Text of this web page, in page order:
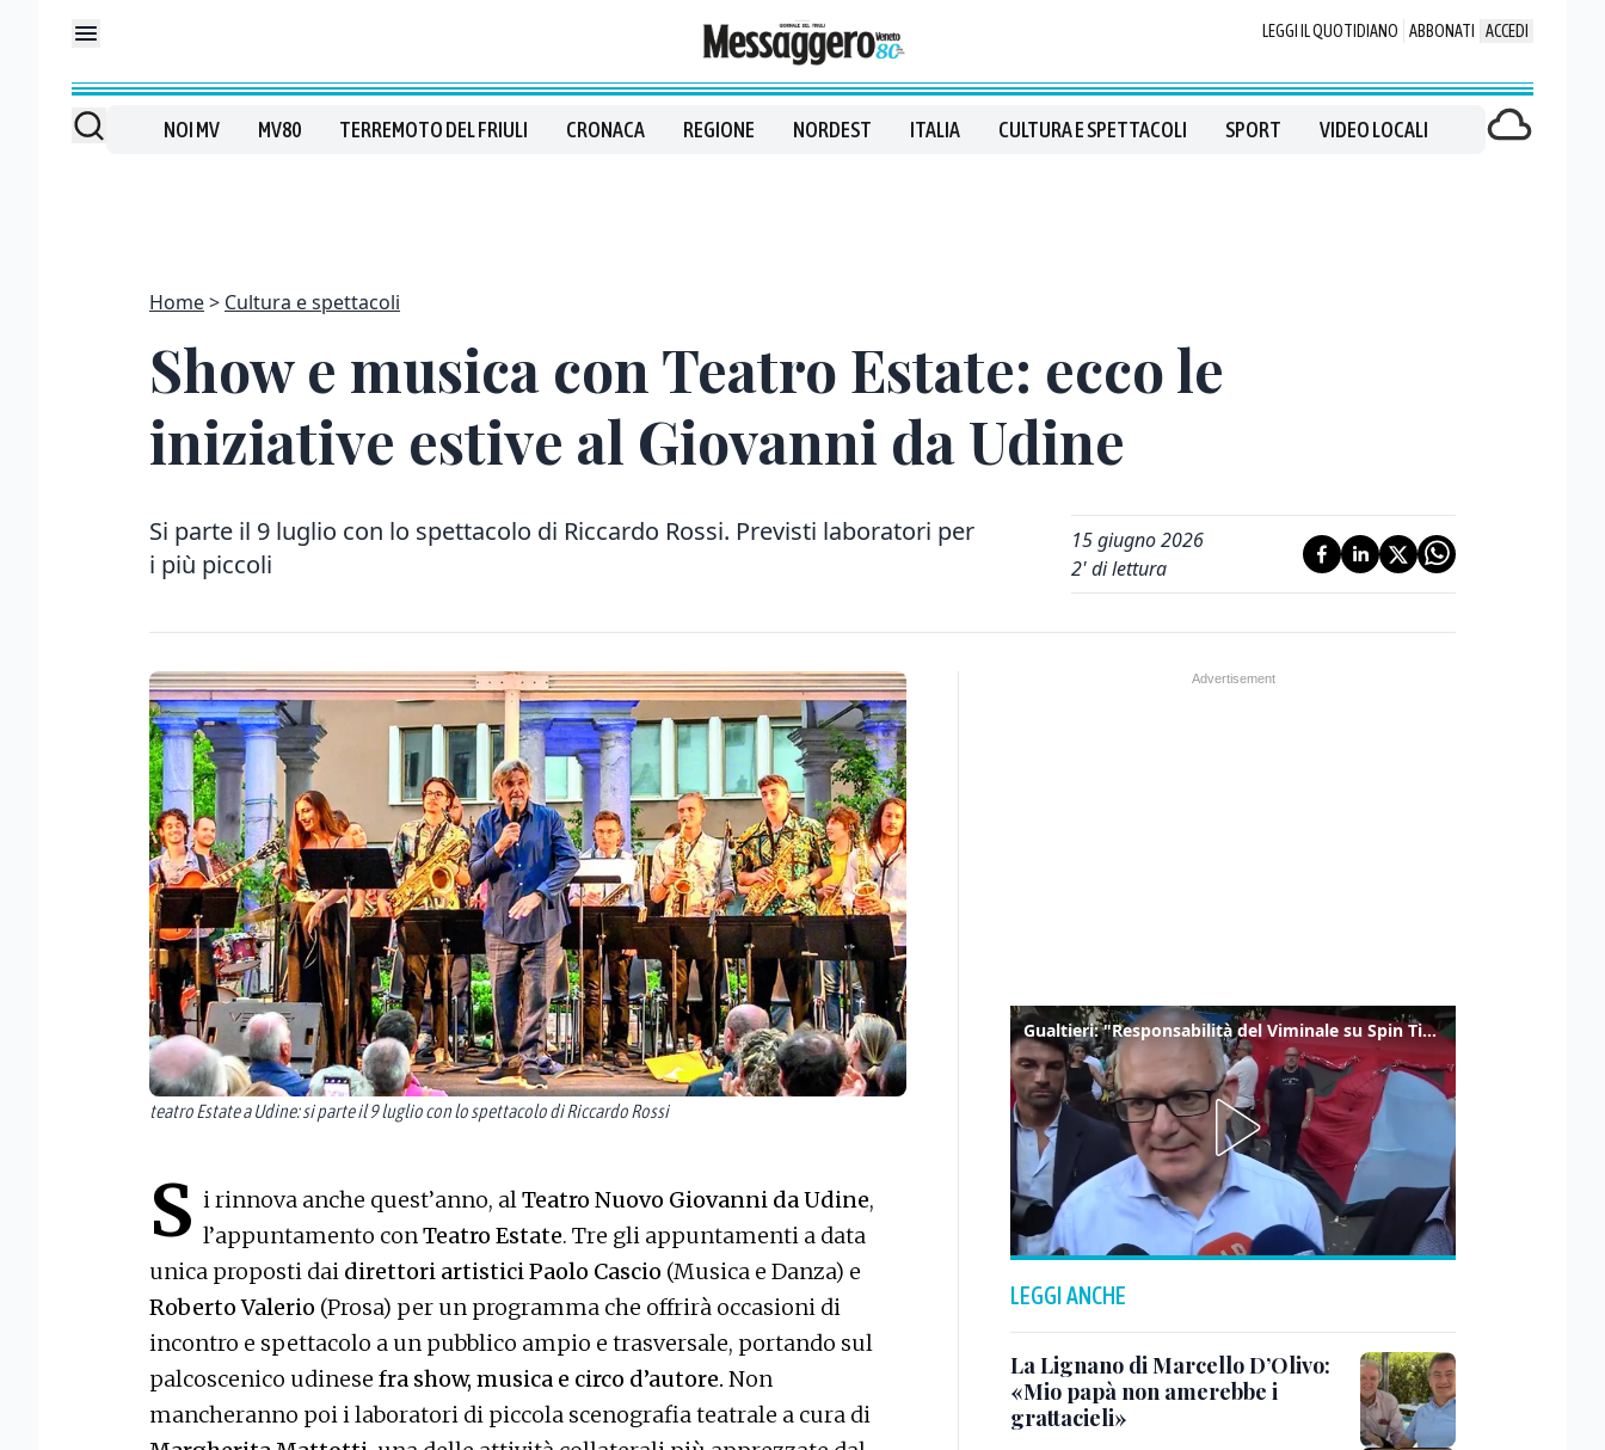
LEGGI IL QUOTIDIANO ABBONATI ACCEDI
NOI MV MV80 TERREMOTO DEL FRIULI CRONACA REGIONE NORDEST ITALIA CULTURA E SPETTACOLI SPORT VIDEO LOCALI
Home Cultura e spettacoli
Show e musica con Teatro Estate: ecco le
iniziative estive al Giovanni da Udine
Si parte il 9 luglio con lo spettacolo di Riccardo Rossi. Previsti laboratori per
i più piccoli
15 giugno 2026
2' di lettura
teatro Estate a Udine: si parte il 9 luglio con lo spettacolo di Riccardo Rossi
S i rinnova anche quest’anno, alTeatro Nuovo Giovanni da Udine,
l’appuntamento conTeatro Estate. Tre gli appuntamenti a data
unica proposti dai direttori artistici Paolo Cascio (Musica e Danza) e
Roberto Valerio (Prosa) per un programma che offrirà occasioni di
incontro e spettacolo a un pubblico ampio e trasversale, portando sul
palcoscenico udinese fra show, musica e circo d’autore. Non
mancheranno poi i laboratori di piccola scenografia teatrale a cura di
Gualtieri: "Responsabilità del Viminale su Spin Time? La posizione dei partiti è nota"
LEGGI ANCHE
La Lignano di Marcello D’Olivo:
«Mio papà non amerebbe i
grattacieli»